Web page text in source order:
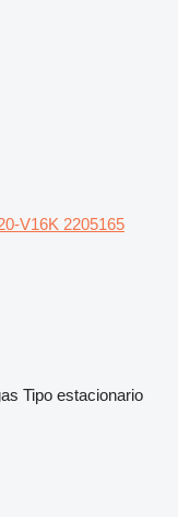
V16K 2205165
Tipo estacionario